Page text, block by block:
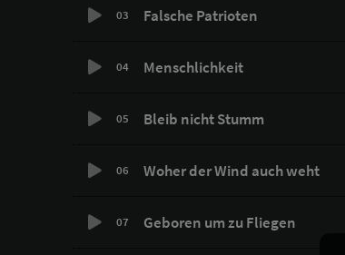
03 Falsche Patrioten
04 Menschlichkeit
05 Bleib nicht Stumm
06 Woher der Wind auch weht
07 Geboren um zu Fliegen